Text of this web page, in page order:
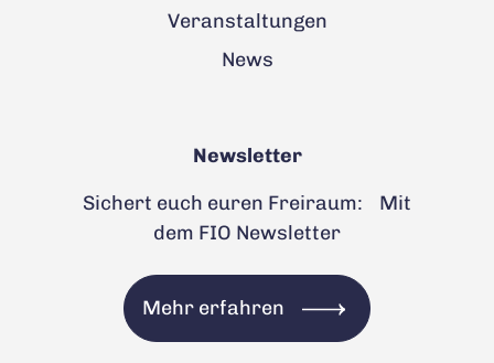
Veranstaltungen
News
Newsletter
Sichert euch euren Freiraum: Mit
dem FIO Newsletter
Mehr erfahren